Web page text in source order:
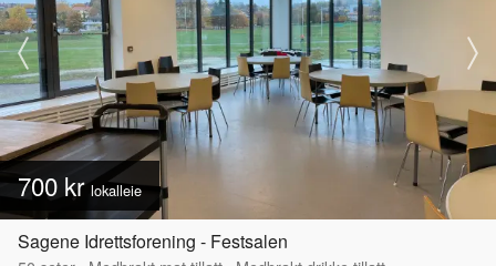
700 krlokalleie
Sagene Idrettsforening - Festsalen